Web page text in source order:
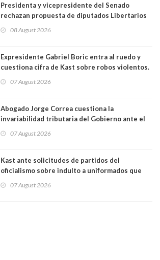
Presidenta y vicepresidente del Senado
rechazan propuesta de diputados Libertarios
"Constituye un camino equivocado"
08 August 2026
Expresidente Gabriel Boric entra al ruedo y
cuestiona cifra de Kast sobre robos violentos.
07 August 2026
Abogado Jorge Correa cuestiona la
invariabilidad tributaria del Gobierno ante el
democracia” y "defendemos la alternancia en el
07 August 2026
Kast ante solicitudes de partidos del
oficialismo sobre indulto a uniformados que
07 August 2026